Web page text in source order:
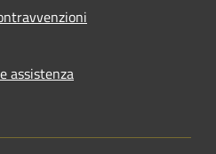
assistenza